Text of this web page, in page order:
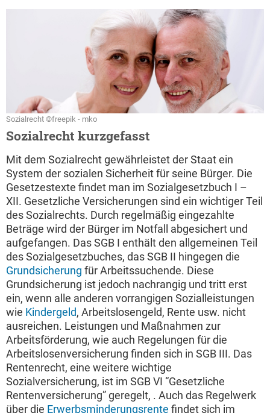
Sozialrecht ©freepik - mko
Sozialrecht kurzgefasst
Mit dem Sozialrecht gewährleistet der Staat ein
System der sozialen Sicherheit für seine Bürger. Die
Gesetzestexte findet man im Sozialgesetzbuch I –
XII. Gesetzliche Versicherungen sind ein wichtiger Teil
des Sozialrechts. Durch regelmäßig eingezahlte
Beträge wird der Bürger im Notfall abgesichert und
aufgefangen. Das SGB I enthält den allgemeinen Teil
des Sozialgesetzbuches, das SGB II hingegen die
Grundsicherung für Arbeitssuchende. Diese
Grundsicherung ist jedoch nachrangig und tritt erst
ein, wenn alle anderen vorrangigen Sozialleistungen
wie Kindergeld, Arbeitslosengeld, Rente usw. nicht
ausreichen. Leistungen und Maßnahmen zur
Arbeitsförderung, wie auch Regelungen für die
Arbeitslosenversicherung finden sich in SGB III. Das
Rentenrecht, eine weitere wichtige
Sozialversicherung, ist im SGB VI “Gesetzliche
Rentenversicherung” geregelt, . Auch das Regelwerk
über die Erwerbsminderungsrente findet sich im